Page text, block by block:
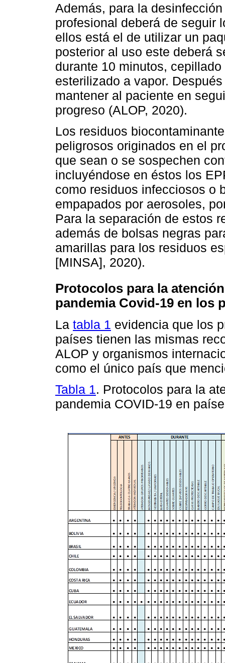
Además, para la
profesional deberá de seguir
ellos está el de utilizar un
posterior al uso este deberá
durante 10 minutos,
esterilizado a vapor.
mantener al paciente en
progreso (ALOP, 2020).
Los residuos
peligrosos originados en el
que sean o se sospechen
incluyéndose en éstos los
como residuos infecciosos o
empapados por aerosoles,
Para la separación de estos
además de bolsas negras
amarillas para los residuos
[MINSA], 2020).
Protocolos para la
pandemia Covid-19 en los
La tabla 1 evidencia que los
países tienen las mismas
ALOP y organismos
como el único país que
Tabla 1. Protocolos para la
pandemia COVID-19 en